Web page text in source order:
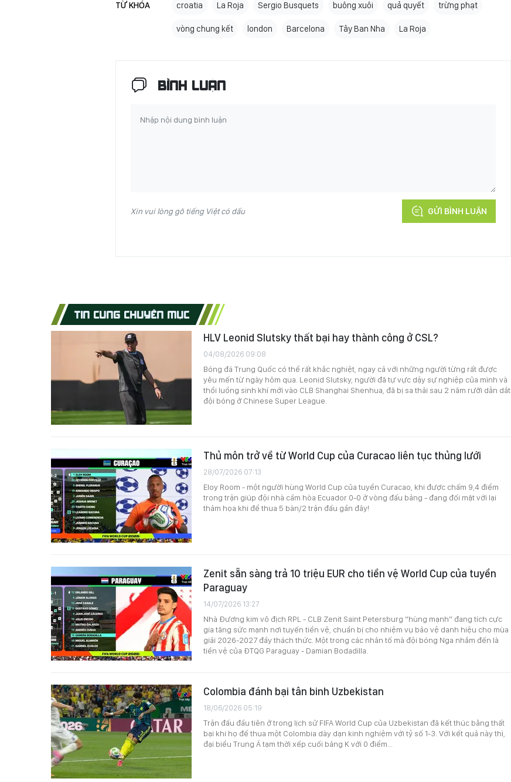
TỪ KHÓA croatia La Roja Sergio Busquets buông xuôi quả quyết trừng phạt
vòng chung kết london Barcelona Tây Ban Nha La Roja
BÌNH LUẬN
Xin vui lòng gõ tiếng Việt có dấu GỬI BÌNH LUẬN
TIN CÙNG CHUYÊN MỤC
HLV Leonid Slutsky thất bại hay thành công ở CSL?
04/08/2026 09:08
Bóng đá Trung Quốc có thể rất khắc nghiệt, ngay cả với những người từng rất được
yêu mến từ ngày hôm qua. Leonid Slutsky, người đã tự vực dậy sự nghiệp của mình và
thổi luồng sinh khí mới vào CLB Shanghai Shenhua, đã bị sa thải sau 2 năm rưỡi dẫn dắt
đội bóng ở Chinese Super League.
Thủ môn trở về từ World Cup của Curacao liên tục thủng lưới
28/07/2026 07:13
Eloy Room - một người hùng World Cup của tuyển Curacao, khi được chấm 9,4 điểm
trong trận giúp đội nhà cầm hòa Ecuador 0-0 ở vòng đấu bảng - đang đối mặt với lại
thảm họa khi để thua 5 bàn/2 trận đấu gần đây!
Zenit sẵn sàng trả 10 triệu EUR cho tiền vệ World Cup của tuyển
Paraguay
14/07/2026 13:27
Nhà Đương kim vô địch RPL - CLB Zenit Saint Petersburg “hùng mạnh” đang tích cực
gia tăng sức mạnh nơi tuyến tiền vệ, chuẩn bị cho nhiệm vụ bảo vệ danh hiệu cho mùa
giải 2026-2027 đầy thách thức. Một trong các nhân tố mà đội bóng Nga nhắm đến là
tiền vệ của ĐTQG Paraguay - Damian Bodadilla.
Colombia đánh bại tân binh Uzbekistan
18/06/2026 05:19
Trận đấu đầu tiên ở trong lịch sử FIFA World Cup của Uzbekistan đã kết thúc bằng thất
bại khi họ để thua một Colombia dày dạn kinh nghiệm với tỷ số 1-3. Với kết quả này thì,
đại biểu Trung Á tạm thời xếp cuối bảng K với 0 điểm...